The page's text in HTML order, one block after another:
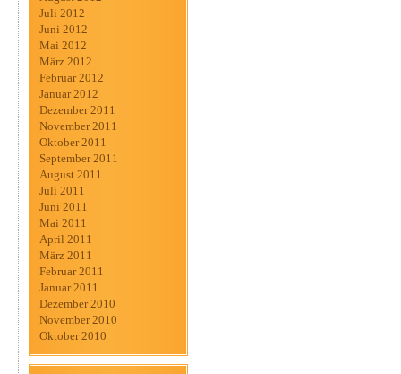
Juli 2012
Juni 2012
Mai 2012
März 2012
Februar 2012
Januar 2012
Dezember 2011
November 2011
Oktober 2011
September 2011
August 2011
Juli 2011
Juni 2011
Mai 2011
April 2011
März 2011
Februar 2011
Januar 2011
Dezember 2010
November 2010
Oktober 2010